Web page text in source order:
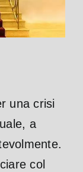
una crisi
a
col